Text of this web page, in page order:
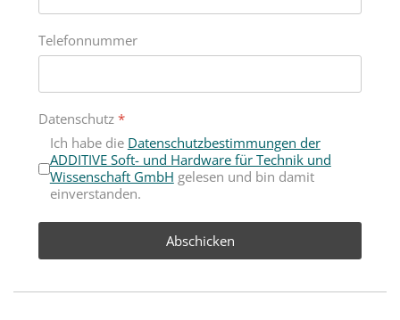
Telefonnummer
Datenschutz *
Ich habe die Datenschutzbestimmungen der
ADDITIVE Soft- und Hardware für Technik und
Wissenschaft GmbH gelesen und bin damit
einverstanden.
Abschicken